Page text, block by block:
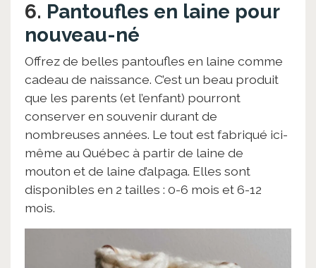
6. Pantoufles en laine pour
nouveau-né
Offrez de belles pantoufles en laine comme
cadeau de naissance. C’est un beau produit
que les parents (et l’enfant) pourront
conserver en souvenir durant de
nombreuses années. Le tout est fabriqué ici-
même au Québec à partir de laine de
mouton et de laine d’alpaga. Elles sont
disponibles en 2 tailles : 0-6 mois et 6-12
mois.